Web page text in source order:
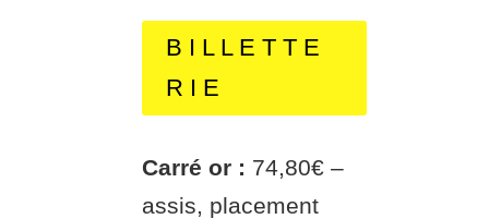
B I L L E T T E
R I E
Carré or : 74,80€ –
assis, placement